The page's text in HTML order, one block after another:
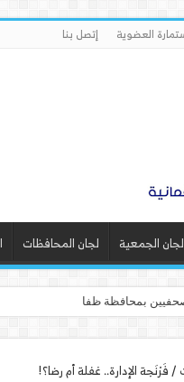
العضوية إتصل بنا
لجان الجمعية لجان المحافظات
بمحافظة ظفار تنفذ ورشة عمل
/فَرْنَجة الإدارة.. غفلة أم رضا؟!